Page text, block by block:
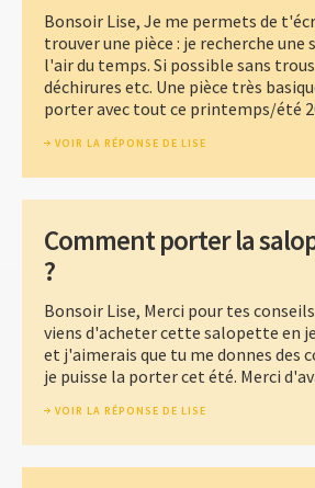
Bonsoir Lise, Je me permets de
trouver une pièce : je recherche une
l'air du temps. Si possible sans
déchirures etc. Une pièce très
porter avec tout ce printemps/été
VOIR LA RÉPONSE DE LISE
Comment porter la
?
Bonsoir Lise, Merci pour tes
viens d'acheter cette salopette en
et j'aimerais que tu me donnes des
je puisse la porter cet été. Merci
VOIR LA RÉPONSE DE LISE